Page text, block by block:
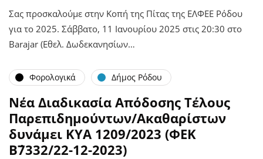
Σας προσκαλούμε στην Κοπή της Πίτας της ΕΛΦΕΕ Ρόδου
για το 2025. Σάββατο, 11 Ιανουρίου 2025 στις 20:30 στο
Barajar (Εθελ. Δωδεκανησίων…
Φορολογικά Δήμος Ρόδου
Νέα Διαδικασία Απόδοσης Τέλους
Παρεπιδημούντων/Ακαθαρίστων
δυνάμει ΚΥΑ 1209/2023 (ΦΕΚ
Β΄7332/22-12-2023)